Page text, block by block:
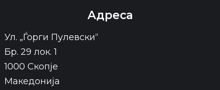
Адреса
Ул. „Ѓорги Пулевски“
Бр. 29 лок. 1
1000 Скопје
Македонија